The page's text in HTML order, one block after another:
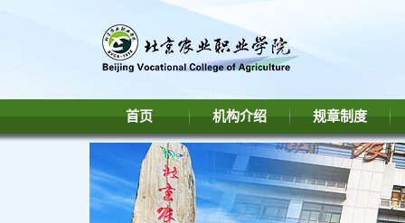
首页 机构介绍 规章制度